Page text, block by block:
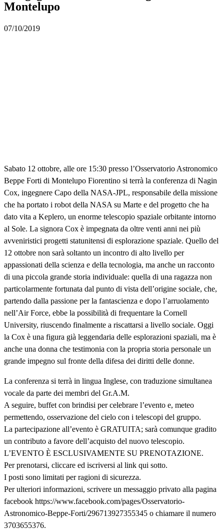
Montelupo
07/10/2019
Sabato 12 ottobre, alle ore 15:30 presso l’Osservatorio Astronomico
Beppe Forti di Montelupo Fiorentino si terrà la conferenza di Nagin
Cox, ingegnere Capo della NASA-JPL, responsabile della missione
che ha portato i robot della NASA su Marte e del progetto che ha
dato vita a Keplero, un enorme telescopio spaziale orbitante intorno
al Sole. La signora Cox è impegnata da oltre venti anni nei più
avveniristici progetti statunitensi di esplorazione spaziale. Quello del
12 ottobre non sarà soltanto un incontro di alto livello per
appassionati della scienza e della tecnologia, ma anche un racconto
di una piccola grande storia individuale: quella di una ragazza non
particolarmente fortunata dal punto di vista dell’origine sociale, che,
partendo dalla passione per la fantascienza e dopo l’arruolamento
nell’Air Force, ebbe la possibilità di frequentare la Cornell
University, riuscendo finalmente a riscattarsi a livello sociale. Oggi
la Cox è una figura già leggendaria delle esplorazioni spaziali, ma è
anche una donna che testimonia con la propria storia personale un
grande impegno sul fronte della difesa dei diritti delle donne.
La conferenza si terrà in lingua Inglese, con traduzione simultanea
vocale da parte dei membri del Gr.A.M.
A seguire, buffet con brindisi per celebrare l’evento e, meteo
permettendo, osservazione del cielo con i telescopi del gruppo.
La partecipazione all’evento è GRATUITA; sarà comunque gradito
un contributo a favore dell’acquisto del nuovo telescopio.
L’EVENTO È ESCLUSIVAMENTE SU PRENOTAZIONE.
Per prenotarsi, cliccare ed iscriversi al link qui sotto.
I posti sono limitati per ragioni di sicurezza.
Per ulteriori informazioni, scrivere un messaggio privato alla pagina
facebook https://www.facebook.com/pages/Osservatorio-
Astronomico-Beppe-Forti/296713927355345 o chiamare il numero
3703655376.